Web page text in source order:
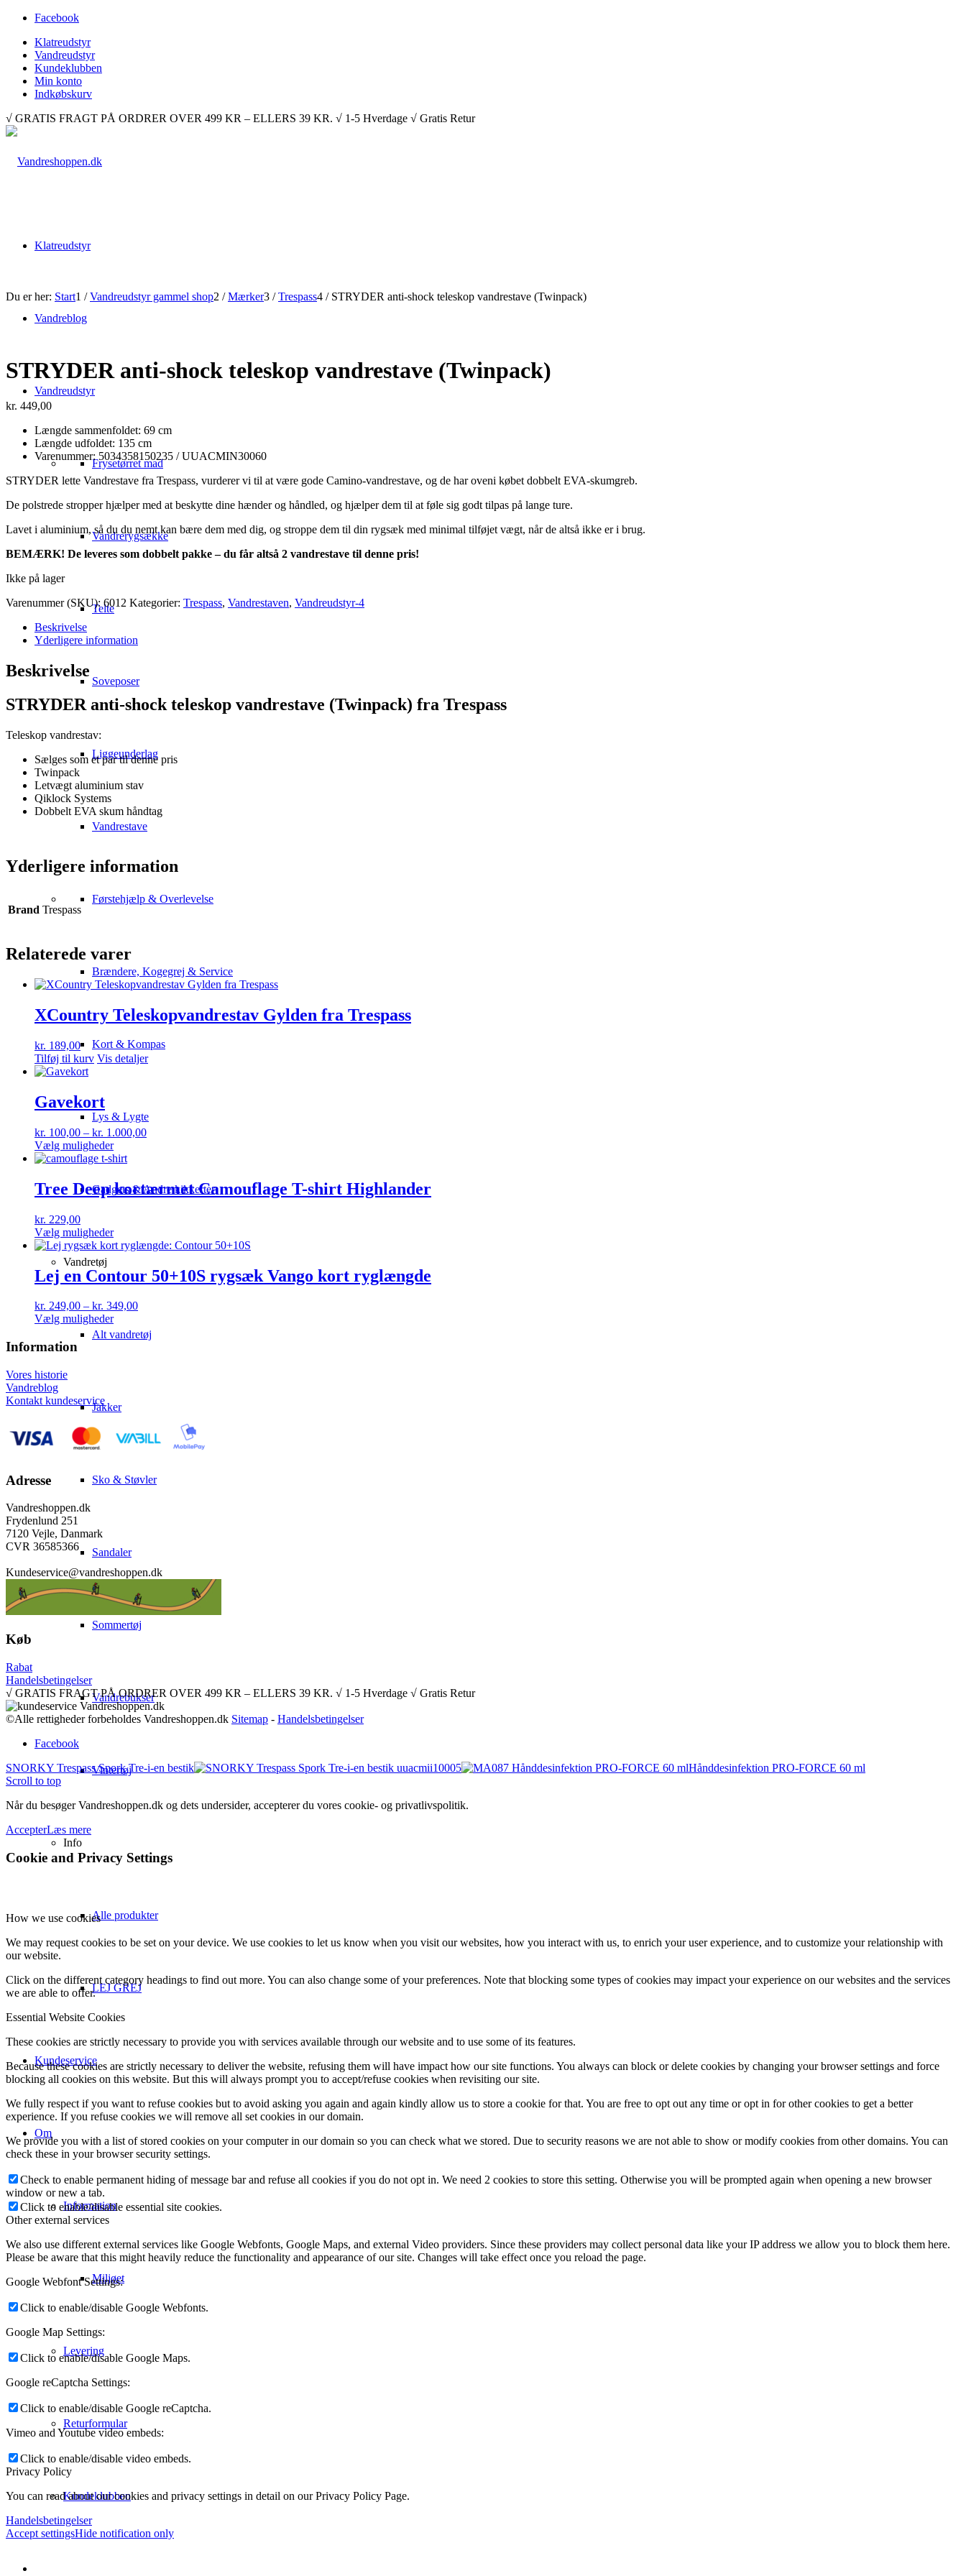
Facebook
Klatreudstyr
Vandreudstyr
Kundeklubben
Min konto
Indkøbskurv
√ GRATIS FRAGT PÅ ORDRER OVER 499 KR – ELLERS 39 KR. √ 1-5 Hverdage √ Gratis Retur
Klatreudstyr
Vandreblog
Vandreudstyr
Frysetørret mad
Vandrerygsække
Telte
Soveposer
Liggeunderlag
Vandrestave
Førstehjælp & Overlevelse
Brændere, Kogegrej & Service
Kort & Kompas
Lys & Lygte
Gadgets & Andre kikkerter
Vandretøj
Alt vandretøj
Jakker
Sko & Støvler
Sandaler
Sommertøj
Vandrebukser
Vintertøj
Info
Alle produkter
LEJ GREJ
Kundeservice
Om
Information
Miljøet
Levering
Returformular
Kundeklubben
Du er her: Start1 / Vandreudstyr gammel shop2 / Mærker3 / Trespass4 / STRYDER anti-shock teleskop vandrestave (Twinpack)
STRYDER anti-shock teleskop vandrestave (Twinpack)
kr. 449,00
Længde sammenfoldet: 69 cm
Længde udfoldet: 135 cm
Varenummer: 5034358150235 / UUACMIN30060
STRYDER lette Vandrestave fra Trespass, vurderer vi til at være gode Camino-vandrestave, og de har oveni købet dobbelt EVA-skumgreb.
De polstrede stropper hjælper med at beskytte dine hænder og håndled, og hjælper dem til at føle sig godt tilpas på lange ture.
Lavet i aluminium, så du du nemt kan bære dem med dig, og stroppe dem til din rygsæk med minimal tilføjet vægt, når de altså ikke er i brug.
BEMÆRK! De leveres som dobbelt pakke – du får altså 2 vandrestave til denne pris!
Ikke på lager
Varenummer (SKU): 6012 Kategorier: Trespass, Vandrestaven, Vandreudstyr-4
Beskrivelse
Yderligere information
Beskrivelse
STRYDER anti-shock teleskop vandrestave (Twinpack) fra Trespass
Teleskop vandrestav:
Sælges som et par til denne pris
Twinpack
Letvægt aluminium stav
Qiklock Systems
Dobbelt EVA skum håndtag
Yderligere information
Brand Trespass
Relaterede varer
XCountry Teleskopvandrestav Gylden fra Trespass
kr. 189,00
Tilføj til kurv Vis detaljer
Gavekort
kr. 100,00 – kr. 1.000,00Prisinterval:
Vælg mulighederDette
vare
flere
varianter.
vælges
på
Tree Deep kortærmet Camouflage T-shirt Highlander
kr. 229,00
Vælg mulighederDette
vare
flere
varianter.
kan
vælges
på
Lej en Contour 50+10S rygsæk Vango kort ryglængde
kr. 249,00 – kr. 349,00Prisinterval:
til
kr. 349,00
Vælg mulighederDette
vare
vælges
varesiden
Information
Vores historie
Vandreblog
Kontakt kundeservice
Adresse
Vandreshoppen.dk
Frydenlund 251
7120 Vejle, Danmark
CVR 36585366
Kundeservice@vandreshoppen.dk
Køb
Rabat
Handelsbetingelser
√ GRATIS FRAGT PÅ ORDRER OVER 499 KR – ELLERS 39 KR. √ 1-5 Hverdage √ Gratis Retur
©Alle rettigheder forbeholdes Vandreshoppen.dk Sitemap - Handelsbetingelser
Facebook
SNORKY Trespass Spork Tre-i-en bestik
Hånddesinfektion PRO-FORCE 60 ml
Scroll to top
Når du besøger Vandreshoppen.dk og dets undersider, accepterer du vores cookie- og privatlivspolitik.
AccepterLæs mere
Cookie and Privacy Settings
How we use cookies
We may request cookies to be set on your device. We use cookies to let us know when you visit our websites, how you interact with us, to enrich your user experience, and to customize your relationship with
our website.
Click on the different category headings to find out more. You can also change some of your preferences. Note that blocking some types of cookies may impact your experience on our websites and the services
we are able to offer.
Essential Website Cookies
These cookies are strictly necessary to provide you with services available through our website and to use some of its features.
Because these cookies are strictly necessary to deliver the website, refusing them will have impact how our site functions. You always can block or delete cookies by changing your browser settings and force
blocking all cookies on this website. But this will always prompt you to accept/refuse cookies when revisiting our site.
We fully respect if you want to refuse cookies but to avoid asking you again and again kindly allow us to store a cookie for that. You are free to opt out any time or opt in for other cookies to get a better
experience. If you refuse cookies we will remove all set cookies in our domain.
We provide you with a list of stored cookies on your computer in our domain so you can check what we stored. Due to security reasons we are not able to show or modify cookies from other domains. You can
check these in your browser security settings.
Check to enable permanent hiding of message bar and refuse all cookies if you do not opt in. We need 2 cookies to store this setting. Otherwise you will be prompted again when opening a new browser
window or new a tab.
Click to enable/disable essential site cookies.
Other external services
We also use different external services like Google Webfonts, Google Maps, and external Video providers. Since these providers may collect personal data like your IP address we allow you to block them here.
Please be aware that this might heavily reduce the functionality and appearance of our site. Changes will take effect once you reload the page.
Google Webfont Settings:
Click to enable/disable Google Webfonts.
Google Map Settings:
Click to enable/disable Google Maps.
Google reCaptcha Settings:
Click to enable/disable Google reCaptcha.
Vimeo and Youtube video embeds:
Click to enable/disable video embeds.
Privacy Policy
You can read about our cookies and privacy settings in detail on our Privacy Policy Page.
Handelsbetingelser
Accept settingsHide notification only